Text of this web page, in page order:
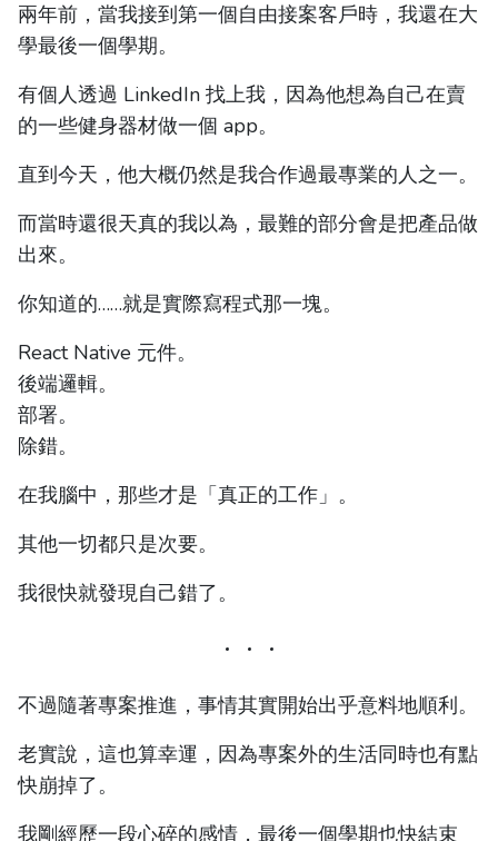
兩年前，當我接到第一個自由接案客戶時，我還在大
學最後一個學期。
有個人透過 LinkedIn 找上我，因為他想為自己在賣
的一些健身器材做一個 app。
直到今天，他大概仍然是我合作過最專業的人之一。
而當時還很天真的我以為，最難的部分會是把產品做
出來。
你知道的……就是實際寫程式那一塊。
React Native 元件。
後端邏輯。
部署。
除錯。
在我腦中，那些才是「真正的工作」。
其他一切都只是次要。
我很快就發現自己錯了。
不過隨著專案推進，事情其實開始出乎意料地順利。
老實說，這也算幸運，因為專案外的生活同時也有點
快崩掉了。
我剛經歷一段心碎的感情，最後一個學期也快結束